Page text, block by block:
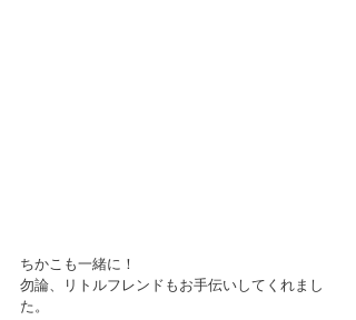
ちかこも一緒に！
勿論、リトルフレンドもお手伝いしてくれまし
た。